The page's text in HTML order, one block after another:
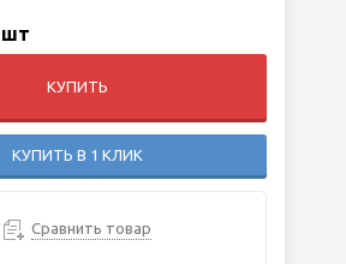
КУПИТЬ
КУПИТЬ В 1 КЛИК
Сравнить товар